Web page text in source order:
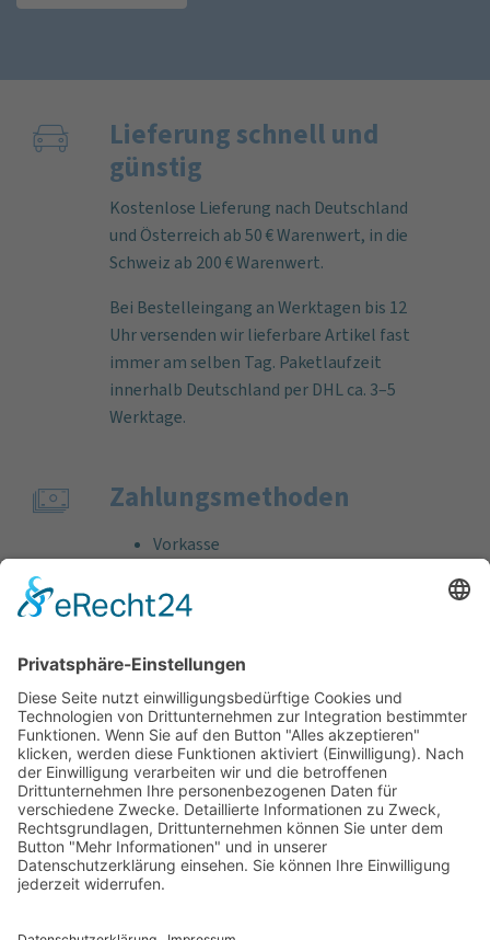
Lieferung schnell und
günstig
Kostenlose Lieferung nach Deutschland
und Österreich ab 50 € Warenwert, in die
Schweiz ab 200 € Warenwert.
Bei Bestelleingang an Werktagen bis 12
Uhr versenden wir lieferbare Artikel fast
immer am selben Tag. Paketlaufzeit
innerhalb Deutschland per DHL ca. 3–5
Werktage.
Zahlungs­methoden
Vorkasse
Bankeinzug
Kreditkarte (VISA & MasterCard)
Support
Kostenlose Beratung vor und nach dem
Kauf!
Qualität